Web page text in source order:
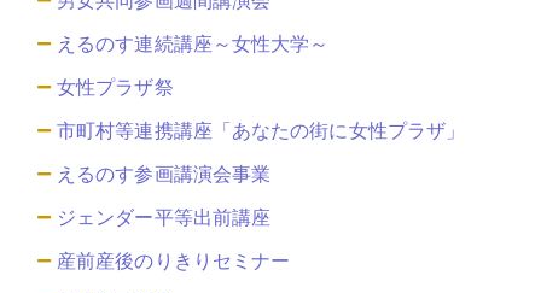
えるのす連続講座～女性大学～
女性プラザ祭
市町村等連携講座「あなたの街に女性プラザ」
えるのす参画講演会事業
ジェンダー平等出前講座
産前産後のりきりセミナー